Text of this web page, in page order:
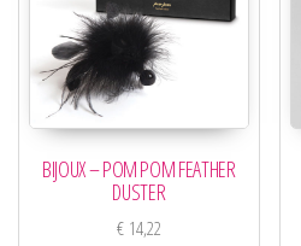
BIJOUX – POM POM FEATHER
DUSTER
€14,22